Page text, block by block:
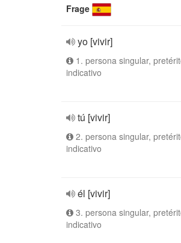
Frage
yo [vivir]
1. persona singular,
indicativo
tú [vivir]
2. persona singular,
indicativo
él [vivir]
3. persona singular,
indicativo